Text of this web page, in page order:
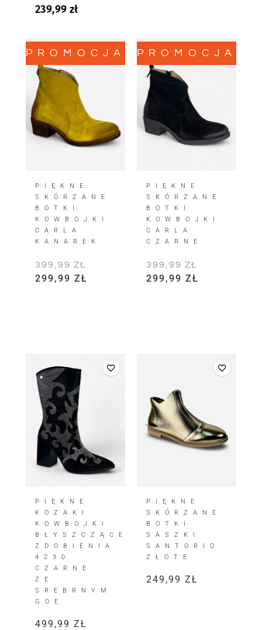
239,99 zł
PROMOCJA!
PIĘKNE
SKÓRZANE
BOTKI
KOWBOJKI
CARLA
KANAREK
399,99 ZŁ
299,99 ZŁ
PROMOCJA!
PIĘKNE
SKÓRZANE
BOTKI
KOWBOJKI
CARLA
CZARNE
399,99 ZŁ
299,99 ZŁ
PIĘKNE
KOZAKI
KOWBOJKI
BŁYSZCZĄCE
ZDOBIENIA
4230
CZARNE
ZE
SREBRNYM
GOE
499,99 ZŁ
PIĘKNE
SKÓRZANE
BOTKI
SASZKI
SANTORIO
ZŁOTE
249,99 ZŁ